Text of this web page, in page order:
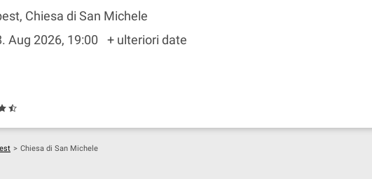
Chiesa di San Michele
Aug 2026, 19:00
+ ulteriori date
> Chiesa di San Michele